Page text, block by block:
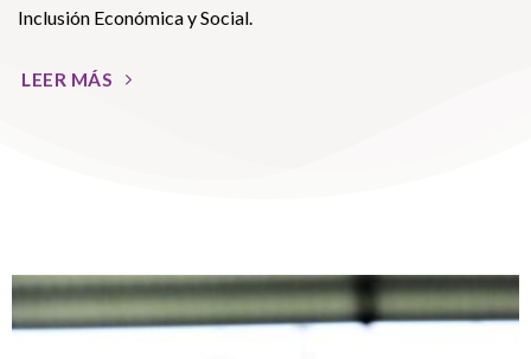
Inclusión Económica y Social.
LEER MÁS